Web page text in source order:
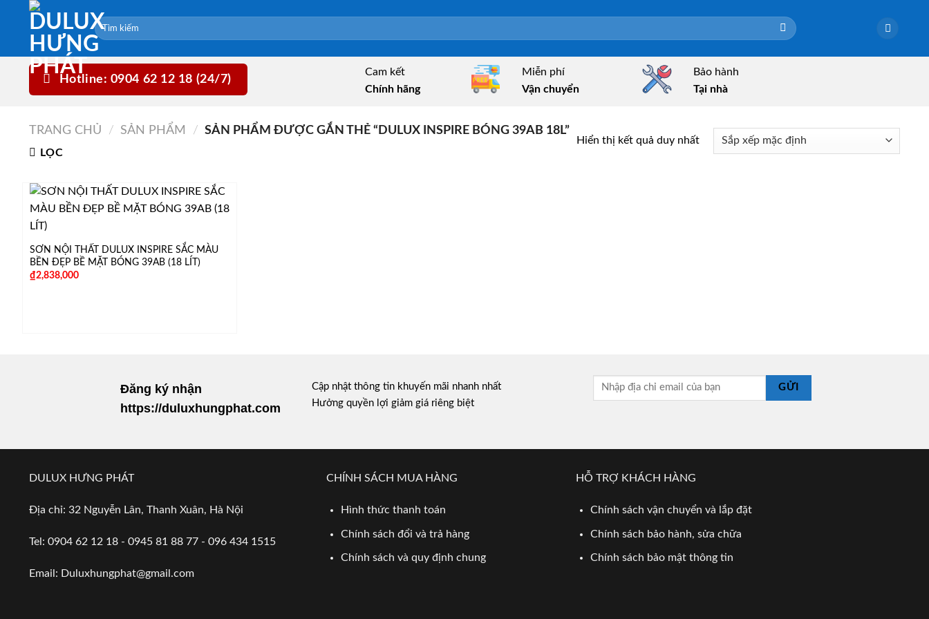
content
Hotline: 0904 62 12 18 (24/7)
Cam kết
Chính hãng
Miễn phí
Vận chuyển
Bảo hành
Tại nhà
TRANG CHỦ / SẢN PHẨM / SẢN PHẨM ĐƯỢC GẮN THẺ “DULUX INSPIRE BÓNG 39AB 18L”
LỌC
Hiển thị kết quả duy nhất
SƠN NỘI THẤT DULUX INSPIRE SẮC MÀU
BỀN ĐẸP BỀ MẶT BÓNG 39AB (18 LÍT)
₫2,838,000
Đăng ký nhận
https://duluxhungphat.com
Cập nhật thông tin khuyến mãi nhanh nhất
Hưởng quyền lợi giảm giá riêng biệt
GỬI
DULUX HƯNG PHÁT
Địa chỉ: 32 Nguyễn Lân, Thanh Xuân, Hà Nội
Tel: 0904 62 12 18 - 0945 81 88 77 - 096 434 1515
Email: Duluxhungphat@gmail.com
CHÍNH SÁCH MUA HÀNG
Hình thức thanh toán
Chính sách đổi và trả hàng
Chính sách và quy định chung
HỖ TRỢ KHÁCH HÀNG
Chính sách vận chuyển và lắp đặt
Chính sách bảo hành, sửa chữa
Chính sách bảo mật thông tin